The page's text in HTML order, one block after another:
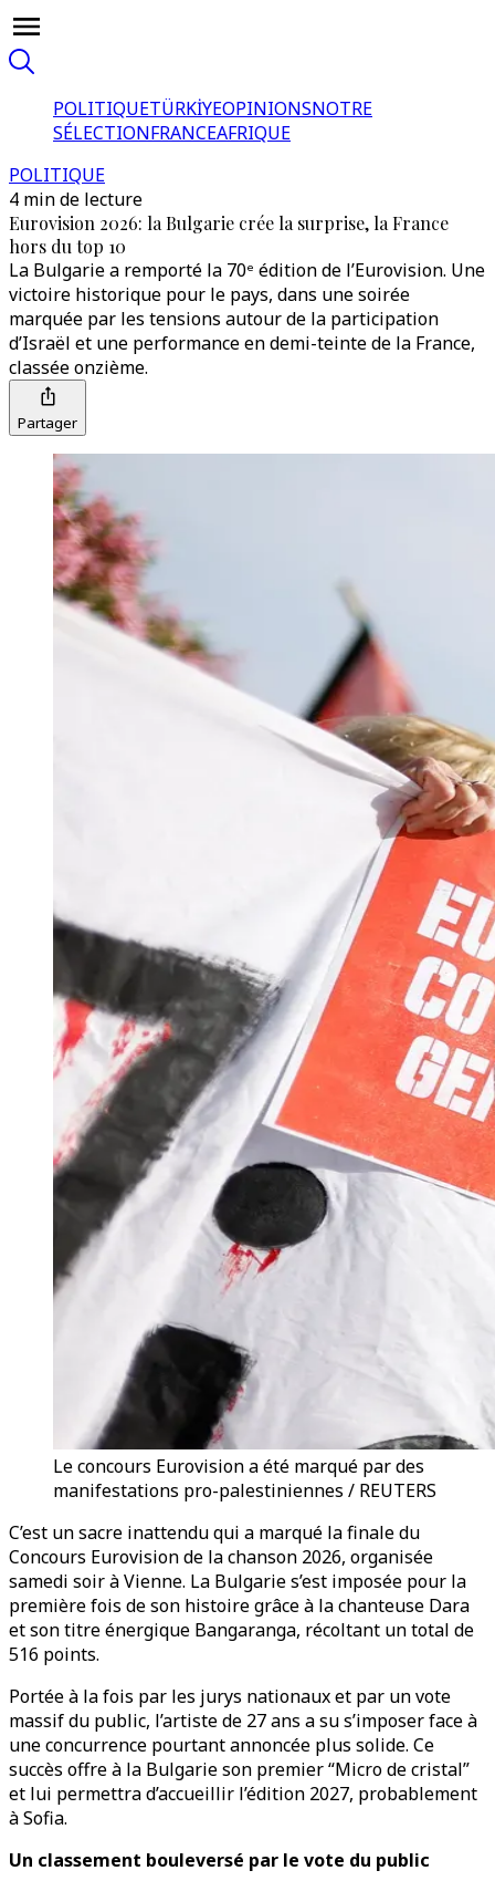
POLITIQUETÜRKİYEOPINIONSNOTRE
SÉLECTIONFRANCEAFRIQUE
POLITIQUE
4 min de lecture
Eurovision 2026: la Bulgarie crée la surprise, la France
hors du top 10
La Bulgarie a remporté la 70ᵉ édition de l’Eurovision. Une
victoire historique pour le pays, dans une soirée
marquée par les tensions autour de la participation
d’Israël et une performance en demi-teinte de la France,
classée onzième.
Partager
Le concours Eurovision a été marqué par des
manifestations pro-palestiniennes / REUTERS
C’est un sacre inattendu qui a marqué la finale du
Concours Eurovision de la chanson 2026, organisée
samedi soir à Vienne. La Bulgarie s’est imposée pour la
première fois de son histoire grâce à la chanteuse Dara
et son titre énergique Bangaranga, récoltant un total de
516 points.
Portée à la fois par les jurys nationaux et par un vote
massif du public, l’artiste de 27 ans a su s’imposer face à
une concurrence pourtant annoncée plus solide. Ce
succès offre à la Bulgarie son premier “Micro de cristal”
et lui permettra d’accueillir l’édition 2027, probablement
à Sofia.
Un classement bouleversé par le vote du public